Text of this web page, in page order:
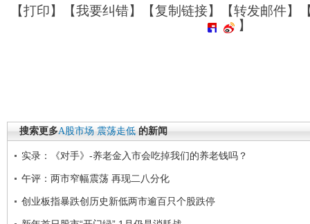
【打印】【我要纠错】【复制链接】【转发邮件】
】
搜索更多A股市场 震荡走低 的新闻
实录：《对手》-养老金入市会吃掉我们的养老钱吗？
午评：两市窄幅震荡 再现二八分化
创业板指暴跌创历史新低两市逾百只个股跌停